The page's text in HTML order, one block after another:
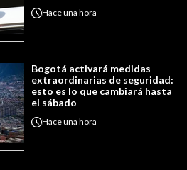
Haceuna hora
Bogotá activará medidas
extraordinarias de seguridad:
esto es lo que cambiará hasta
el sábado
Haceuna hora